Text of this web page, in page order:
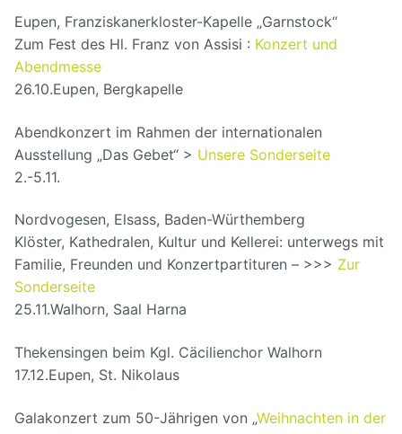
Eupen, Franziskanerkloster-Kapelle „Garnstock“
Zum Fest des Hl. Franz von Assisi : Konzert und
Abendmesse
26.10.Eupen, Bergkapelle
Abendkonzert im Rahmen der internationalen
Ausstellung „Das Gebet“ > Unsere Sonderseite
2.-5.11.
Nordvogesen, Elsass, Baden-Würthemberg
Klöster, Kathedralen, Kultur und Kellerei: unterwegs mit
Familie, Freunden und Konzertpartituren – >>> Zur
Sonderseite
25.11.Walhorn, Saal Harna
Thekensingen beim Kgl. Cäcilienchor Walhorn
17.12.Eupen, St. Nikolaus
Galakonzert zum 50-Jährigen von „Weihnachten in der